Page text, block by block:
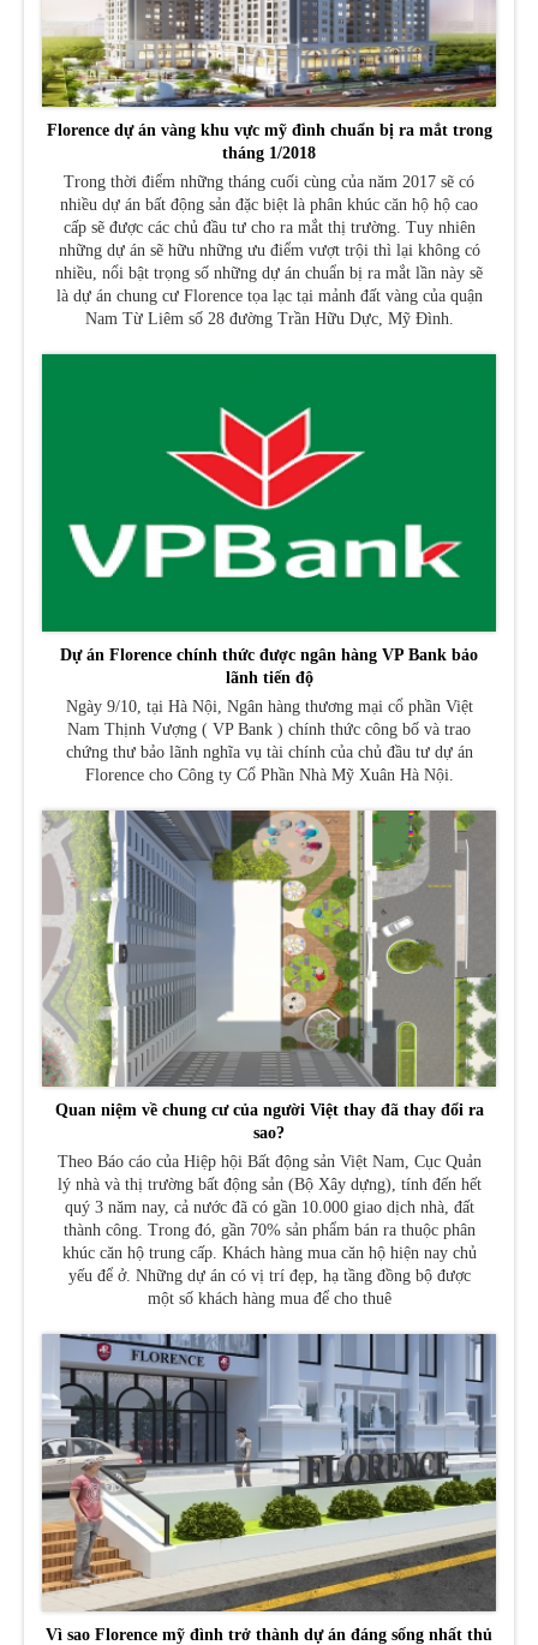
Florence dự án vàng khu vực mỹ đình chuẩn bị ra mắt trong
tháng 1/2018
Trong thời điểm những tháng cuối cùng của năm 2017 sẽ có
nhiều dự án bất động sản đặc biệt là phân khúc căn hộ hộ cao
cấp sẽ được các chủ đầu tư cho ra mắt thị trường. Tuy nhiên
những dự án sẽ hữu những ưu điểm vượt trội thì lại không có
nhiều, nổi bật trọng số những dự án chuẩn bị ra mắt lần này sẽ
là dự án chung cư Florence tọa lạc tại mảnh đất vàng của quận
Nam Từ Liêm số 28 đường Trần Hữu Dực, Mỹ Đình.
Dự án Florence chính thức được ngân hàng VP Bank bảo
lãnh tiến độ
Ngày 9/10, tại Hà Nội, Ngân hàng thương mại cổ phần Việt
Nam Thịnh Vượng ( VP Bank ) chính thức công bố và trao
chứng thư bảo lãnh nghĩa vụ tài chính của chủ đầu tư dự án
Florence cho Công ty Cổ Phần Nhà Mỹ Xuân Hà Nội.
Quan niệm về chung cư của người Việt thay đã thay đổi ra
sao?
Theo Báo cáo của Hiệp hội Bất động sản Việt Nam, Cục Quản
lý nhà và thị trường bất động sản (Bộ Xây dựng), tính đến hết
quý 3 năm nay, cả nước đã có gần 10.000 giao dịch nhà, đất
thành công. Trong đó, gần 70% sản phẩm bán ra thuộc phân
khúc căn hộ trung cấp. Khách hàng mua căn hộ hiện nay chủ
yếu để ở. Những dự án có vị trí đẹp, hạ tầng đồng bộ được
một số khách hàng mua để cho thuê
Vì sao Florence mỹ đình trở thành dự án đáng sống nhất thủ